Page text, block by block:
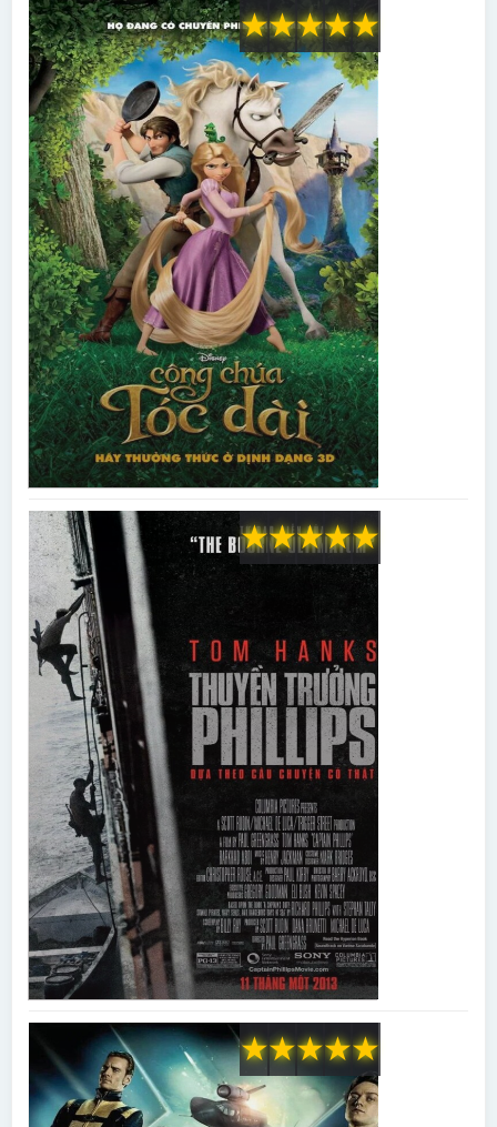
★
★
★
★
★
★
★
★
★
★
★
★
★
★
★